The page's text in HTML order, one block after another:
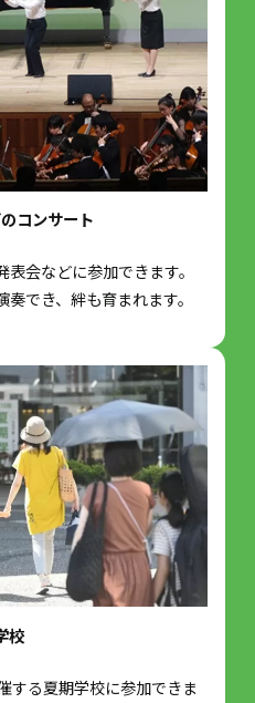
コンサート
会などに参加できます。
でき、絆も育まれます。
校
する夏期学校に参加できま